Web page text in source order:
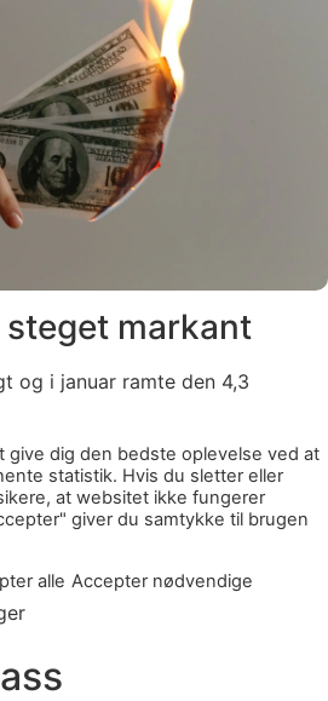
markant
og i januar ramte den 4,3
give dig den bedste oplevelse ved at
statistik. Hvis du sletter eller
at websitet ikke fungerer
giver du samtykke til brugen
alle Accepter nødvendige